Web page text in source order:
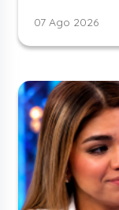
07 Ago 2026